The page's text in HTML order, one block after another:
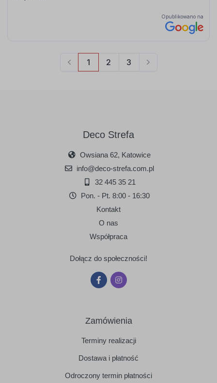
Deco Strefa
Owsiana 62, Katowice
info@deco-strefa.com.pl
32 445 35 21
Pon. - Pt. 8:00 - 16:30
Kontakt
O nas
Współpraca
Dołącz do społeczności!
Zamówienia
Terminy realizacji
Dostawa i płatność
Odroczony termin płatności